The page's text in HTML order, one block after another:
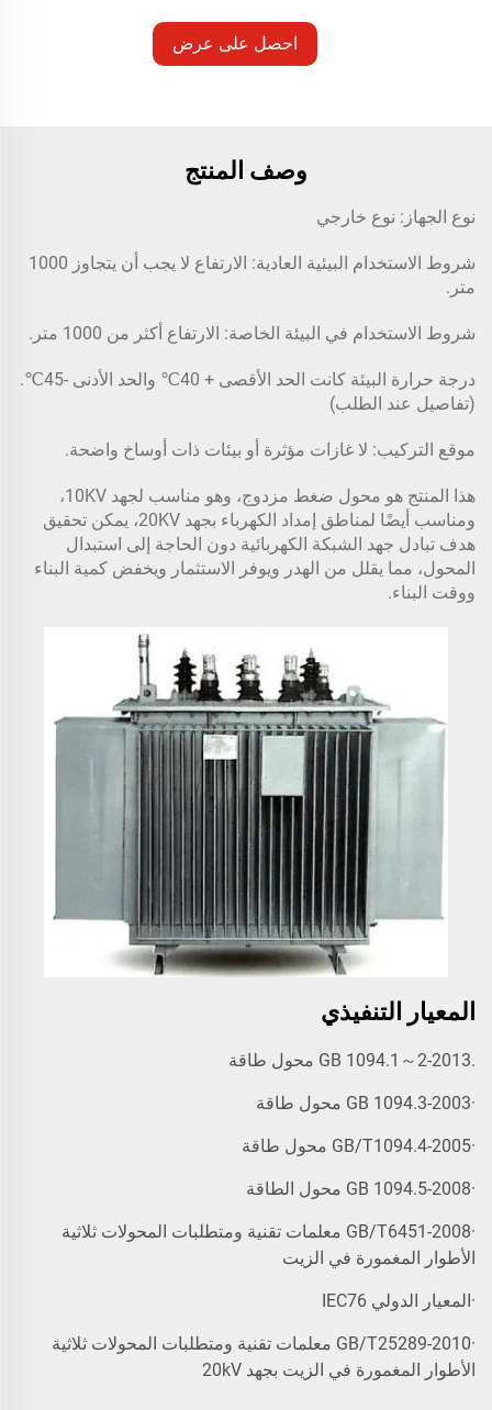
احصل على عرض
وصف المنتج
نوع الجهاز: نوع خارجي
شروط الاستخدام البيئية العادية: الارتفاع لا يجب أن يتجاوز 1000
متر.
شروط الاستخدام في البيئة الخاصة: الارتفاع أكثر من 1000 متر.
درجة حرارة البيئة كانت الحد الأقصى + 40℃ والحد الأدنى -45℃.
(تفاصيل عند الطلب)
موقع التركيب: لا غازات مؤثرة أو بيئات ذات أوساخ واضحة.
هذا المنتج هو محول ضغط مزدوج، وهو مناسب لجهد 10KV،
ومناسب أيضًا لمناطق إمداد الكهرباء بجهد 20KV، يمكن تحقيق
هدف تبادل جهد الشبكة الكهربائية دون الحاجة إلى استبدال
المحول، مما يقلل من الهدر ويوفر الاستثمار ويخفض كمية البناء
ووقت البناء.
المعيار التنفيذي
.GB 1094.1～2-2013 محول طاقة
·GB 1094.3-2003 محول طاقة
·GB/T1094.4-2005 محول طاقة
·GB 1094.5-2008 محول الطاقة
·GB/T6451-2008 معلمات تقنية ومتطلبات المحولات ثلاثية
الأطوار المغمورة في الزيت
·المعيار الدولي IEC76
·GB/T25289-2010 معلمات تقنية ومتطلبات المحولات ثلاثية
الأطوار المغمورة في الزيت بجهد 20kV